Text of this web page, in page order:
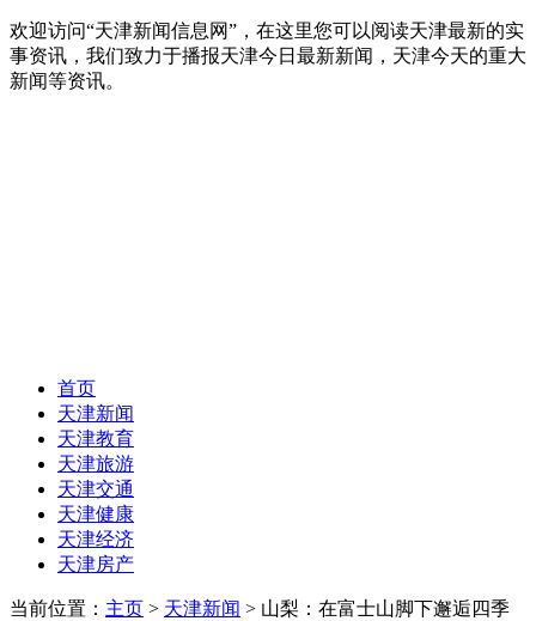
欢迎访问“天津新闻信息网”，在这里您可以阅读天津最新的实
事资讯，我们致力于播报天津今日最新新闻，天津今天的重大
新闻等资讯。
首页
天津新闻
天津教育
天津旅游
天津交通
天津健康
天津经济
天津房产
当前位置： 主页 > 天津新闻 > 山梨：在富士山脚下邂逅四季